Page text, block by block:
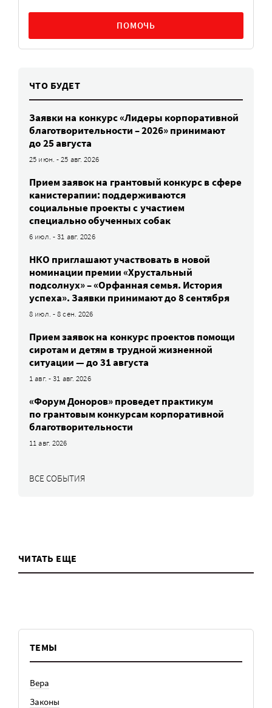
ПОМОЧЬ
ЧТО БУДЕТ
Заявки на конкурс «Лидеры корпоративной
благотворительности – 2026» принимают
до 25 августа
25 июн. - 25 авг. 2026
Прием заявок на грантовый конкурс в сфере
канистерапии: поддерживаются
социальные проекты с участием
специально обученных собак
6 июл. - 31 авг. 2026
НКО приглашают участвовать в новой
номинации премии «Хрустальный
подсолнух» – «Орфанная семья. История
успеха». Заявки принимают до 8 сентября
8 июл. - 8 сен. 2026
Прием заявок на конкурс проектов помощи
сиротам и детям в трудной жизненной
ситуации — до 31 августа
1 авг. - 31 авг. 2026
«Форум Доноров» проведет практикум
по грантовым конкурсам корпоративной
благотворительности
11 авг. 2026
ВСЕ СОБЫТИЯ
ЧИТАТЬ ЕЩЕ
ТЕМЫ
Вера
Законы